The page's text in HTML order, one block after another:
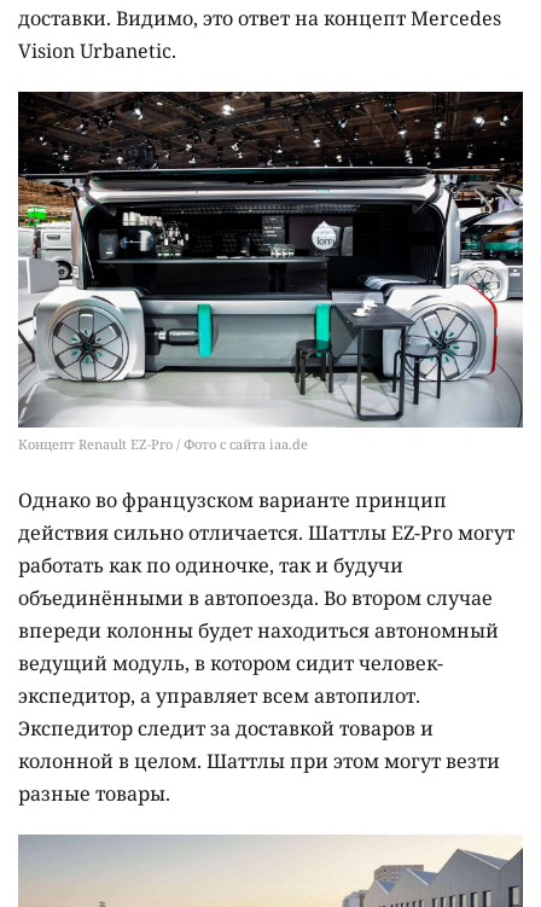
доставки. Видимо, это ответ на концепт Mercedes
Vision Urbanetic.
Концепт Renault EZ-Pro / Фото с сайта iaa.de
Однако во французском варианте принцип
действия сильно отличается. Шаттлы EZ-Pro могут
работать как по одиночке, так и будучи
объединёнными в автопоезда. Во втором случае
впереди колонны будет находиться автономный
ведущий модуль, в котором сидит человек-
экспедитор, а управляет всем автопилот.
Экспедитор следит за доставкой товаров и
колонной в целом. Шаттлы при этом могут везти
разные товары.